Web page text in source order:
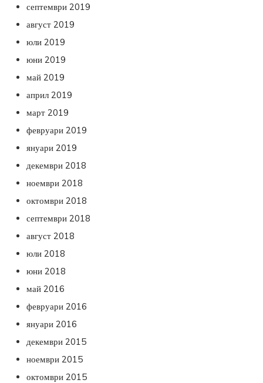
септември 2019
август 2019
юли 2019
юни 2019
май 2019
април 2019
март 2019
февруари 2019
януари 2019
декември 2018
ноември 2018
октомври 2018
септември 2018
август 2018
юли 2018
юни 2018
май 2016
февруари 2016
януари 2016
декември 2015
ноември 2015
октомври 2015